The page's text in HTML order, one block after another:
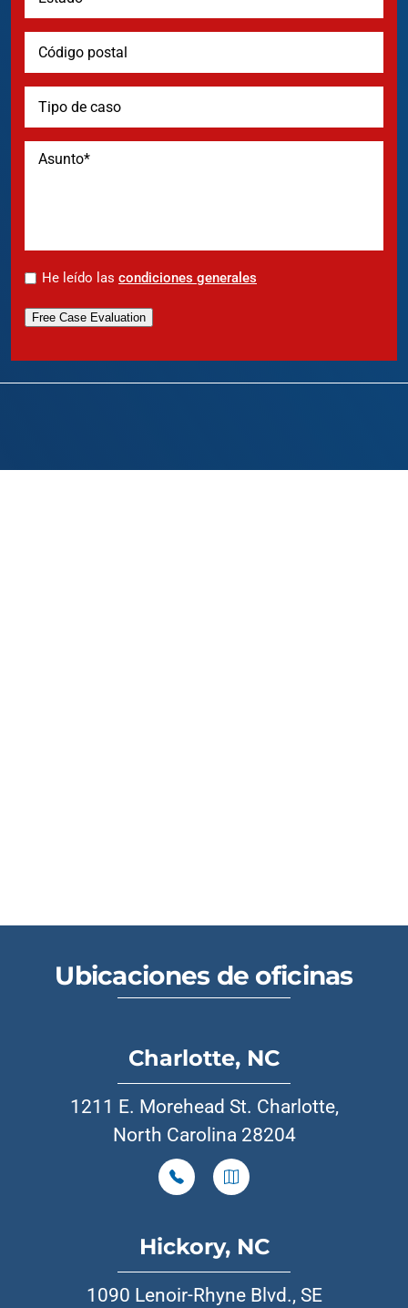
* He leído las condiciones generales
Free Case Evaluation
Ubicaciones de oficinas
Charlotte, NC
1211 E. Morehead St. Charlotte,
North Carolina 28204
Hickory, NC
1090 Lenoir-Rhyne Blvd., SE